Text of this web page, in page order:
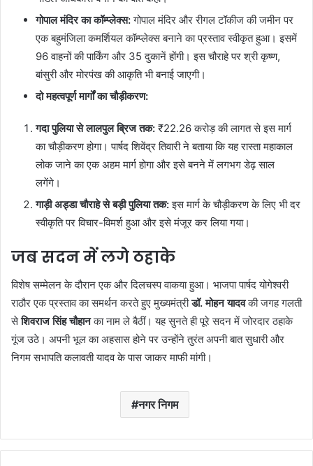
गोपाल मंदिर का कॉम्प्लेक्स:गोपाल मंदिर और रीगल टॉकीज की जमीन पर
एक बहुमंजिला कमर्शियल कॉम्प्लेक्स बनाने का प्रस्ताव स्वीकृत हुआ। इसमें
96 वाहनों की पार्किंग और 35 दुकानें होंगी। इस चौराहे पर श्री कृष्ण,
बांसुरी और मोरपंख की आकृति भी बनाई जाएगी।
दो महत्वपूर्ण मार्गों का चौड़ीकरण:
गदा पुलिया से लालपुल ब्रिज तक: ₹22.26 करोड़ की लागत से इस मार्ग
का चौड़ीकरण होगा। पार्षद शिवेंद्र तिवारी ने बताया कि यह रास्ता महाकाल
लोक जाने का एक अहम मार्ग होगा और इसे बनने में लगभग डेढ़ साल
लगेंगे।
गाड़ी अड्डा चौराहे से बड़ी पुलिया तक:इस मार्ग के चौड़ीकरण के लिए भी दर
स्वीकृति पर विचार-विमर्श हुआ और इसे मंजूर कर लिया गया।
जब सदन में लगे ठहाके
विशेष सम्मेलन के दौरान एक और दिलचस्प वाकया हुआ। भाजपा पार्षद योगेश्वरी
राठौर एक प्रस्ताव का समर्थन करते हुए मुख्यमंत्रीडॉ. मोहन यादवकी जगह गलती
सेशिवराज सिंह चौहानका नाम ले बैठीं। यह सुनते ही पूरे सदन में जोरदार ठहाके
गूंज उठे। अपनी भूल का अहसास होने पर उन्होंने तुरंत अपनी बात सुधारी और
निगम सभापति कलावती यादव के पास जाकर माफी मांगी।
नगर निगम